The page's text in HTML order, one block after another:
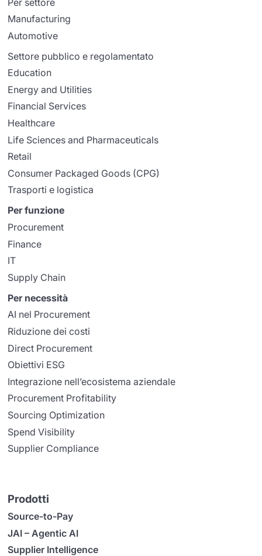
Manufacturing
Automotive
Settore pubblico e regolamentato
Education
Energy and Utilities
Financial Services
Healthcare
Life Sciences and Pharmaceuticals
Retail
Consumer Packaged Goods (CPG)
Trasporti e logistica
Per funzione
Procurement
Finance
IT
Supply Chain
Per necessità
AI nel Procurement
Riduzione dei costi
Direct Procurement
Obiettivi ESG
Integrazione nell’ecosistema aziendale
Procurement Profitability
Sourcing Optimization
Spend Visibility
Supplier Compliance
Prodotti
Source-to-Pay
JAI – Agentic AI
Supplier Intelligence